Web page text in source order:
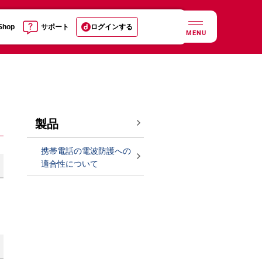
サポート ログインする
MENU
製品
携帯電話の電波防護への
適合性について